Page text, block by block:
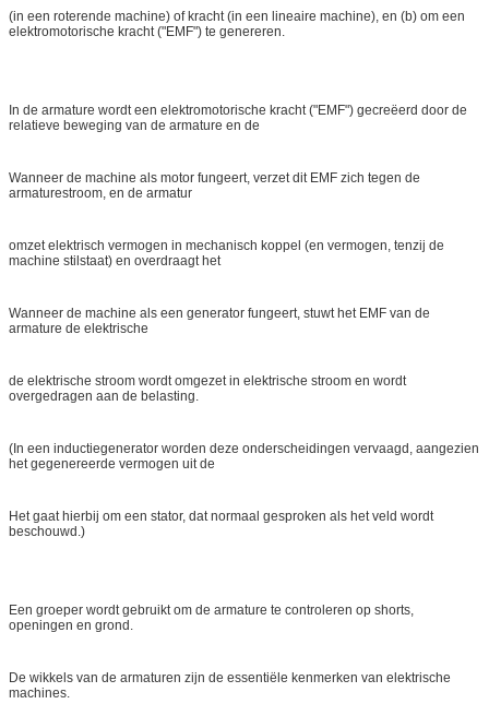
(in een roterende machine) of kracht (in een lineaire machine), en (b) om een
elektromotorische kracht ("EMF") te genereren.
In de armature wordt een elektromotorische kracht ("EMF") gecreëerd door de
relatieve beweging van de armature en de
Wanneer de machine als motor fungeert, verzet dit EMF zich tegen de
armaturestroom, en de armatur
omzet elektrisch vermogen in mechanisch koppel (en vermogen, tenzij de
machine stilstaat) en overdraagt het
Wanneer de machine als een generator fungeert, stuwt het EMF van de
armature de elektrische
de elektrische stroom wordt omgezet in elektrische stroom en wordt
overgedragen aan de belasting.
(In een inductiegenerator worden deze onderscheidingen vervaagd, aangezien
het gegenereerde vermogen uit de
Het gaat hierbij om een stator, dat normaal gesproken als het veld wordt
beschouwd.)
Een groeper wordt gebruikt om de armature te controleren op shorts,
openingen en grond.
De wikkels van de armaturen zijn de essentiële kenmerken van elektrische
machines.